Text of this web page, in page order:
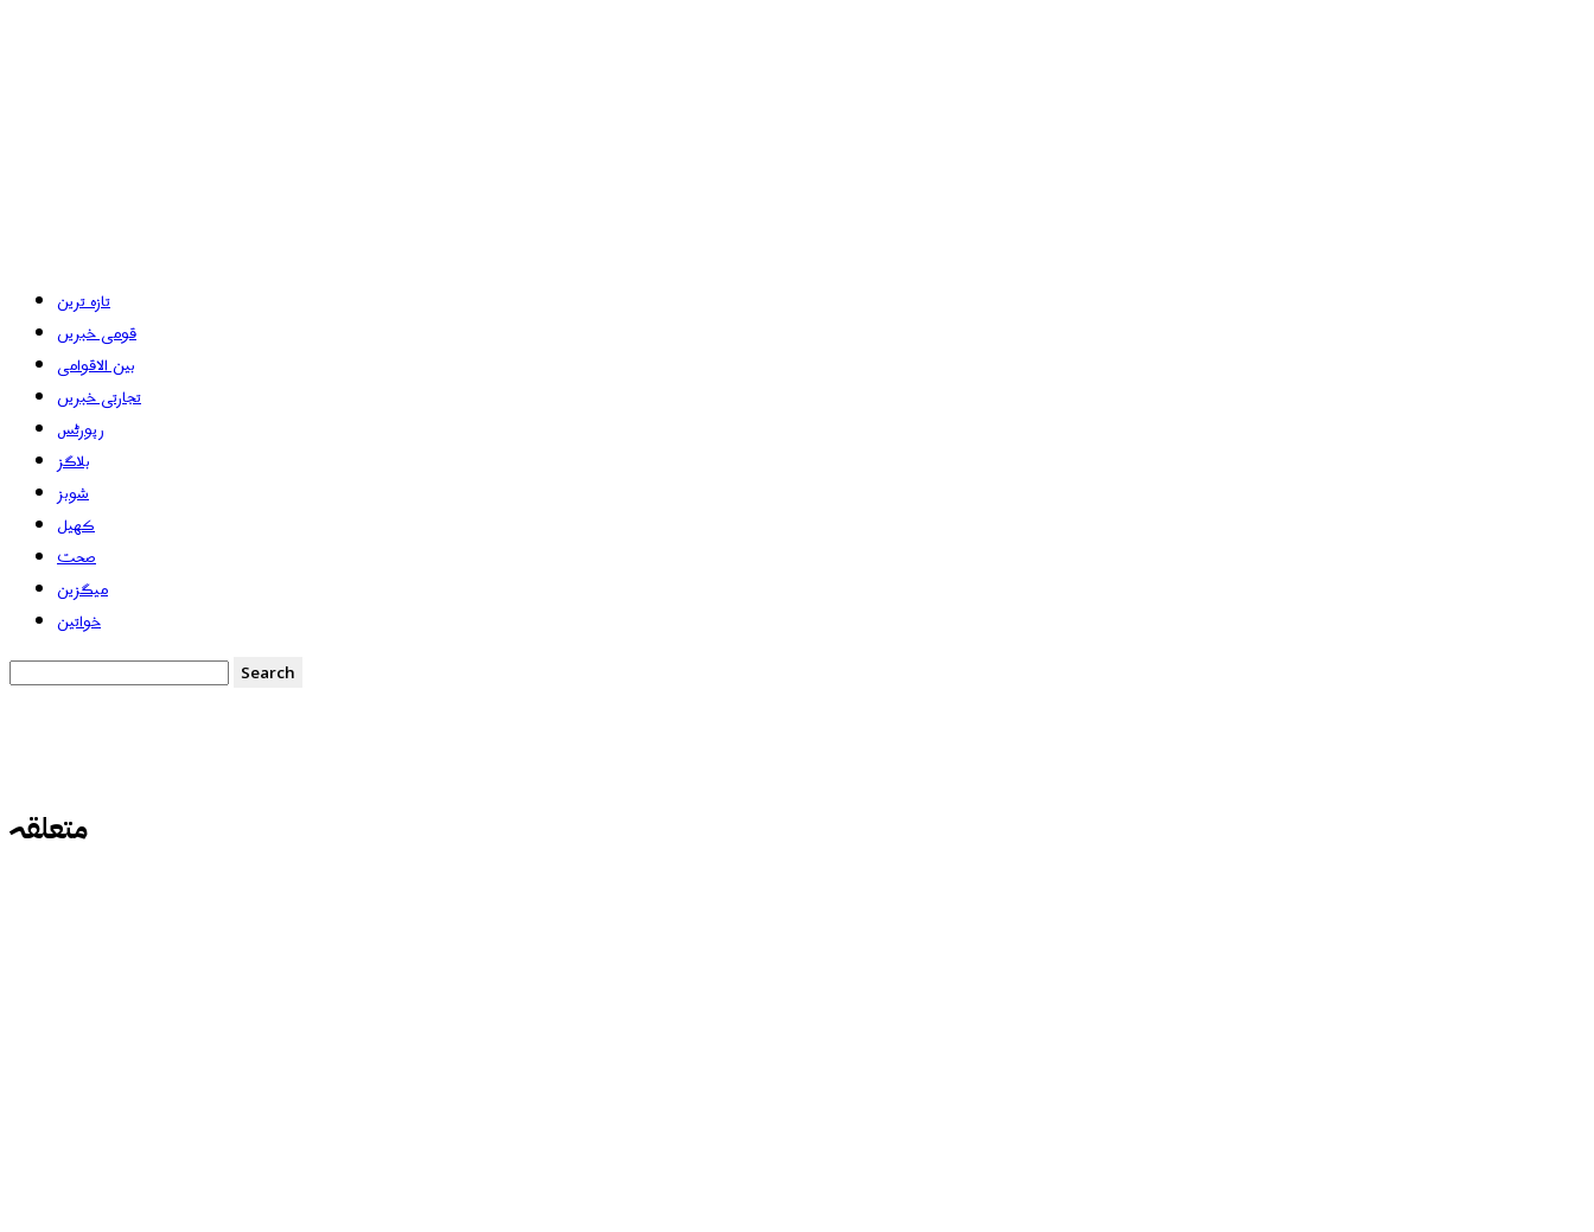
تازہ ترین
قومی خبریں
بین الاقوامی
تجارتی خبریں
رپورٹس
بلاگز
شوبز
کھیل
صحت
میگزین
خواتین
متعلقہ